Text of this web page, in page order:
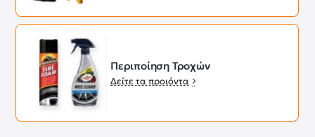
Περιποίηση Τροχών
Δείτε τα προιόντα